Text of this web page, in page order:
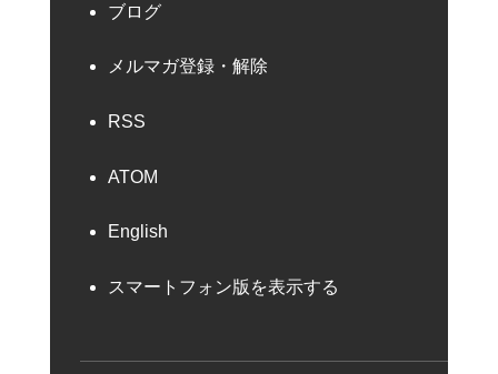
ブログ
メルマガ登録・解除
RSS
ATOM
English
スマートフォン版を表示する